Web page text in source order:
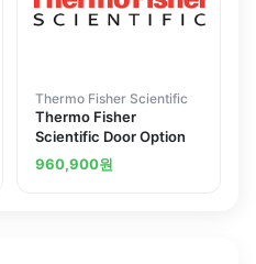
Thermo Fisher Scientific
Thermo Fisher
Scientific Door Option
960,900원